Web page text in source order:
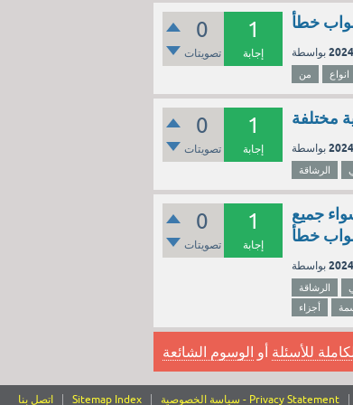
0
تصويتات
1
إجابة
خطأ
من انواع
0
تصويتات
1
إجابة
مختلفة
الرشاقة
0
تصويتات
1
إجابة
جميع
خطأ
الرشاقة
أجزاء
للأسئلة أو الوسوم الشائعة
اتصل بنا Sitemap Index سياسة الخصوصية - Privacy Statement